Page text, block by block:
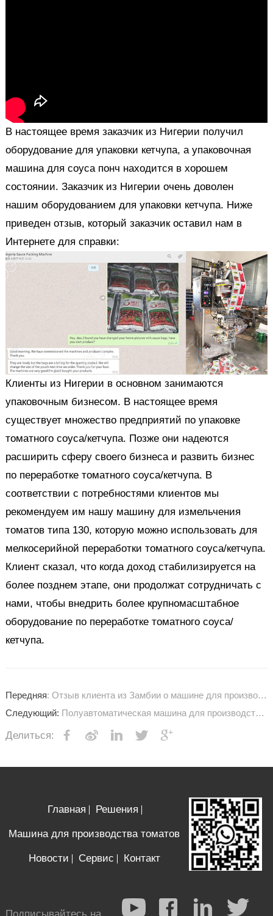
В настоящее время заказчик из Нигерии получил
оборудование для упаковки кетчупа, а упаковочная
машина для соуса понч находится в хорошем
состоянии. Заказчик из Нигерии очень доволен
нашим оборудованием для упаковки кетчупа. Ниже
приведен отзыв, который заказчик оставил нам в
Интернете для справки:
Клиенты из Нигерии в основном занимаются
упаковочным бизнесом. В настоящее время
существует множество предприятий по упаковке
томатного соуса/кетчупа. Позже они надеются
расширить сферу своего бизнеса и развить бизнес
по переработке томатного соуса/кетчупа. В
соответствии с потребностями клиентов мы
рекомендуем им нашу машину для измельчения
томатов типа 130, которую можно использовать для
мелкосерийной переработки томатного соуса/кетчупа.
Клиент сказал, что когда доход стабилизируется на
более позднем этапе, они продолжат сотрудничать с
нами, чтобы внедрить более крупномасштабное
оборудование по переработке томатного соуса/
кетчупа.
Передняя: Отзыв клиента из Замбии о машине для производства томатного соуса
Следующий: Полуавтоматическая машина для производства томатного кетчупа/соуса в Нигерии
Делиться:
Главная Решения
Машина для производства томатов
Новости Сервис Контакт